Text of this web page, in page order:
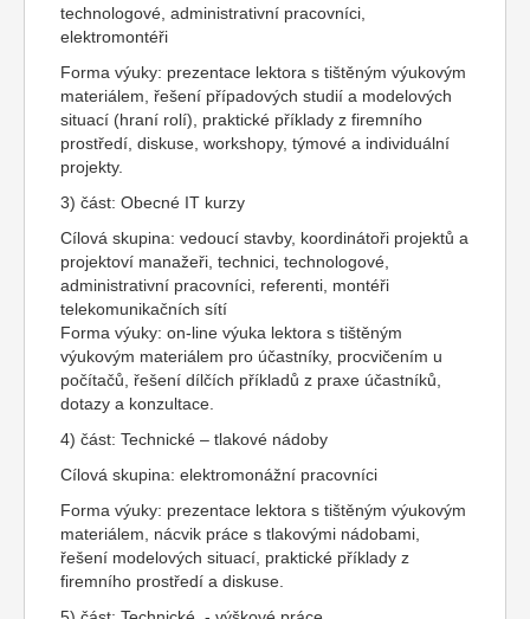
technologové, administrativní pracovníci,
elektromontéři
Forma výuky: prezentace lektora s tištěným výukovým
materiálem, řešení případových studií a modelových
situací (hraní rolí), praktické příklady z firemního
prostředí, diskuse, workshopy, týmové a individuální
projekty.
3) část: Obecné IT kurzy
Cílová skupina: vedoucí stavby, koordinátoři projektů a
projektoví manažeři, technici, technologové,
administrativní pracovníci, referenti, montéři
telekomunikačních sítí
Forma výuky: on-line výuka lektora s tištěným
výukovým materiálem pro účastníky, procvičením u
počítačů, řešení dílčích příkladů z praxe účastníků,
dotazy a konzultace.
4) část: Technické – tlakové nádoby
Cílová skupina: elektromonážní pracovníci
Forma výuky: prezentace lektora s tištěným výukovým
materiálem, nácvik práce s tlakovými nádobami,
řešení modelových situací, praktické příklady z
firemního prostředí a diskuse.